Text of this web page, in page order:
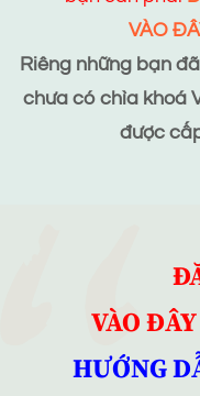
VÀO
Riêng những bạn
chưa có chìa khoá
được
VÀO
HƯỚNG